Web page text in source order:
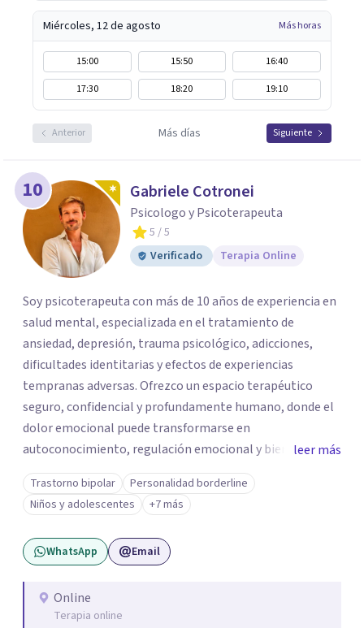
Miércoles, 12 de agosto Más horas
15:00 15:50
16:40
17:30
18:20 19:10
Anterior Más días Siguiente
10 Gabriele Cotronei
Psicologo y Psicoterapeuta
5 / 5
Verificado
Terapia Online
Soy psicoterapeuta con más de 10 años de experiencia en
salud mental, especializada en el tratamiento de
ansiedad, depresión, trauma psicológico, adicciones,
dificultades identitarias y efectos de experiencias
tempranas adversas. Ofrezco un espacio terapéutico
seguro, confidencial y profundamente humano, donde el
dolor emocional puede transformarse en
autoconocimiento, regulación emocional y bienestar.
Trabajo desde un enfoque integrativo que combina
psicoanálisis, terapia somática y de trauma, psicología
corporal, Mentalization Based Therapy (MBT),
hipnoterapia y respiración neurodinámica, integrando
actualmente la Psicología Analítica Junguiana. Mi
ecopsicología y el trabajo simbólico con el inconsciente,
entendiendo que cada proceso terapéutico es único y
leer más
Trastorno bipolar
Personalidad borderline
Niños y adolescentes
+7 más
WhatsApp Email
Online
Terapia online